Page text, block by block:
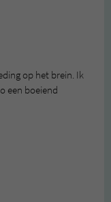
op het brein. Ik
een boeiend